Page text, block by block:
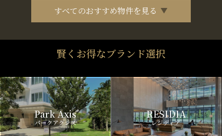
すべてのおすすめ物件を見る
賢くお得なブランド選択
Park Axis
パークアクシス
RESIDIA
レジディア